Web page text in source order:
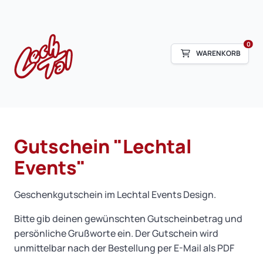
0
WARENKORB
Gutschein "Lechtal
Events"
Geschenkgutschein im Lechtal Events Design.
Bitte gib deinen gewünschten Gutscheinbetrag und
persönliche Grußworte ein. Der Gutschein wird
unmittelbar nach der Bestellung per E-Mail als PDF